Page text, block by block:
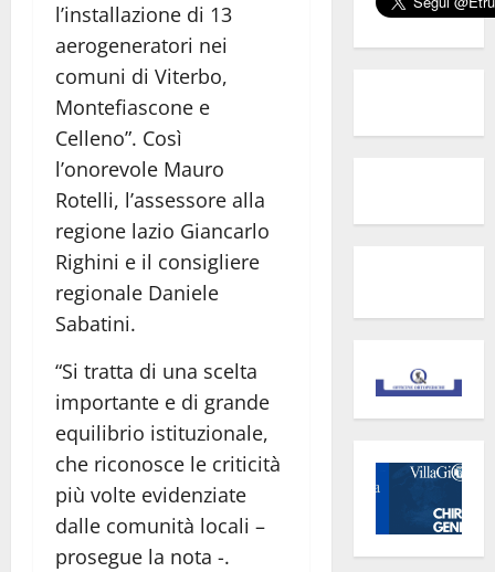
l’installazione di 13
aerogeneratori nei
comuni di Viterbo,
Montefiascone e
Celleno”. Così
l’onorevole Mauro
Rotelli, l’assessore alla
regione lazio Giancarlo
Righini e il consigliere
regionale Daniele
Sabatini.
“Si tratta di una scelta
importante e di grande
equilibrio istituzionale,
che riconosce le criticità
più volte evidenziate
dalle comunità locali –
prosegue la nota -.